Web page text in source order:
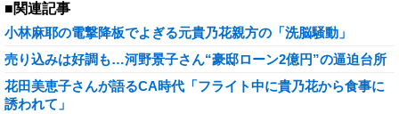
■関連記事
小林麻耶の電撃降板でよぎる元貴乃花親方の「洗脳騒動」
売り込みは好調も…河野景子さん“豪邸ローン2億円”の逼迫台所
花田美恵子さんが語るCA時代「フライト中に貴乃花から食事に
誘われて」